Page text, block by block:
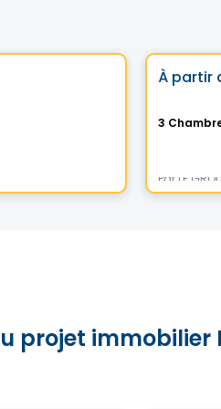
À partir
3
Par LE
projet immobilier